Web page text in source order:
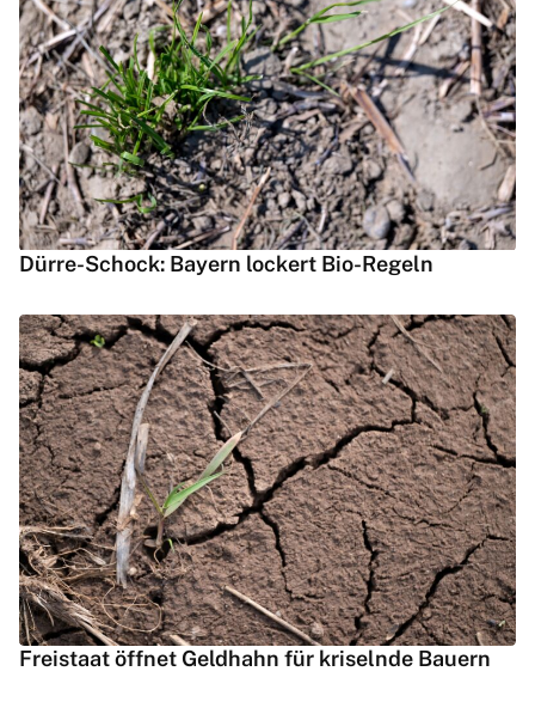
Dürre-Schock: Bayern lockert Bio-Regeln
Freistaat öffnet Geldhahn für kriselnde Bauern